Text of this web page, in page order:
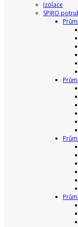
Izolace
SPIRO